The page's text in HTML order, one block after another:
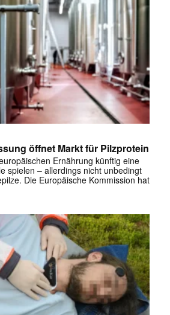
öffnet Markt für Pilzprotein
Ernährung künftig eine
spielen – allerdings nicht unbedingt
Die Europäische Kommission hat